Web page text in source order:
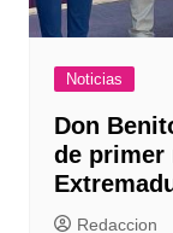
Noticias
Don
de primer
Redaccion